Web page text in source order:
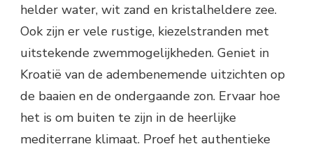
helder water, wit zand en kristalheldere zee.
Ook zijn er vele rustige, kiezelstranden met
uitstekende zwemmogelijkheden. Geniet in
Kroatië van de adembenemende uitzichten op
de baaien en de ondergaande zon. Ervaar hoe
het is om buiten te zijn in de heerlijke
mediterrane klimaat. Proef het authentieke